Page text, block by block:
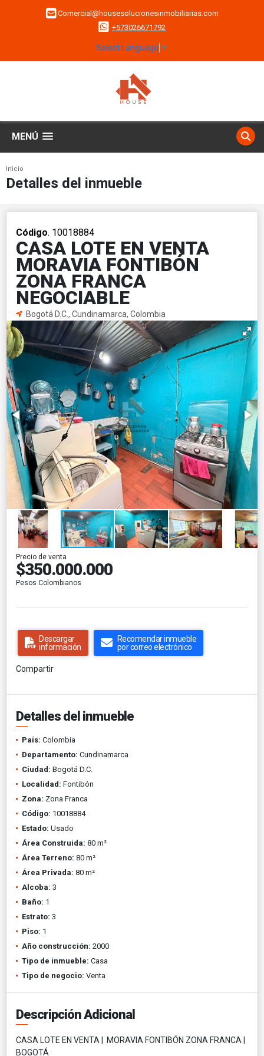
Comercial@housesolucionesinmobiliarias.com
+573026671792
Select Language ▼
MENÚ
Inicio
Detalles del inmueble
Código. 10018884
CASA LOTE EN VENTA
MORAVIA FONTIBÓN
ZONA FRANCA
NEGOCIABLE
Bogotá D.C., Cundinamarca, Colombia
Precio de venta
$350.000.000
Pesos Colombianos
Descargar
información
Recomendar inmueble
por correo electrónico
Compartir
Detalles del inmueble
País: Colombia
Departamento: Cundinamarca
Ciudad: Bogotá D.C.
Localidad: Fontibón
Zona: Zona Franca
Código: 10018884
Estado: Usado
Área Construida: 80 m²
Área Terreno: 80 m²
Área Privada: 80 m²
Alcoba: 3
Baño: 1
Estrato: 3
Piso: 1
Año construcción: 2000
Tipo de inmueble: Casa
Tipo de negocio: Venta
Descripción Adicional
CASA LOTE EN VENTA | MORAVIA FONTIBÓN ZONA FRANCA |
BOGOTÁ